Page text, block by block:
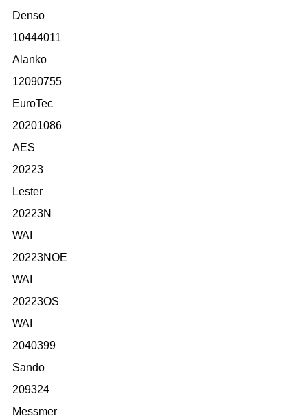
Denso
10444011
Alanko
12090755
EuroTec
20201086
AES
20223
Lester
20223N
WAI
20223NOE
WAI
20223OS
WAI
2040399
Sando
209324
Messmer